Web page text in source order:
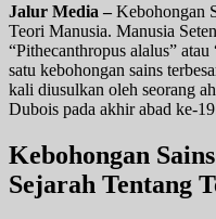
Jalur Media – Kebohongan
Teori Manusia. Manusia
“Pithecanthropus alalus”
satu kebohongan sains
kali diusulkan oleh seorang
Dubois pada akhir abad ke-
Kebohongan
Sejarah Tentang